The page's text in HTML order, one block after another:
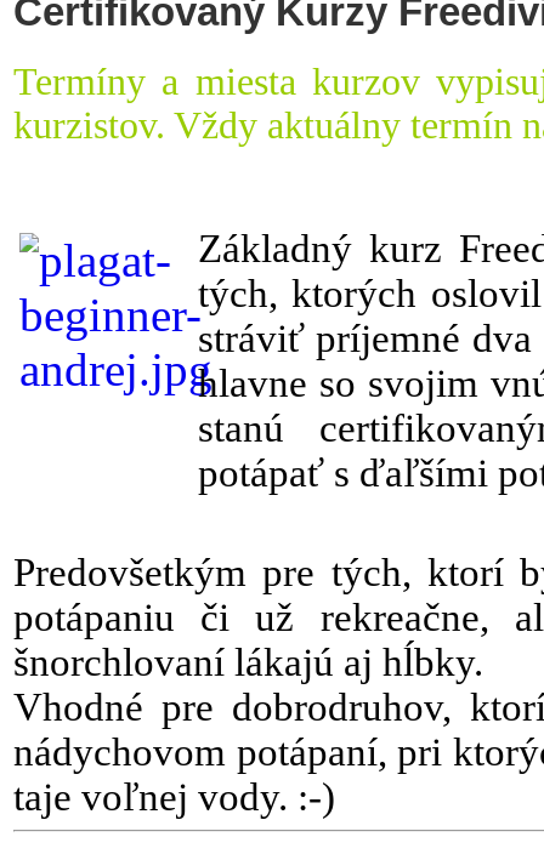
Certifikovaný Kurzy
Termíny a miesta kurzov
kurzistov. Vždy aktuálny termín
Základný kurz
tých, ktorých
stráviť príjemné
hlavne so svojim
stanú
potápať s ďaľšími
Predovšetkým pre tých, ktorí
potápaniu či už rekreačne,
šnorchlovaní lákajú aj hĺbky.
Vhodné pre dobrodruhov,
nádychovom potápaní, pri
taje voľnej vody. :-)